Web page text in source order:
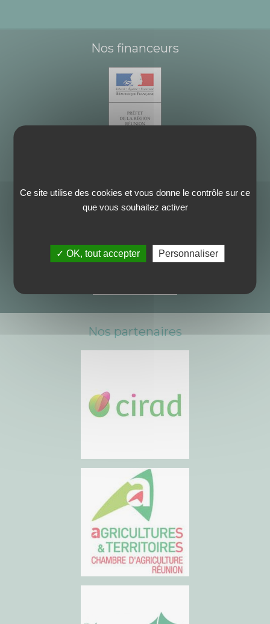
Nos financeurs
Nos partenaires
Ce site utilise des cookies et vous donne le contrôle sur ce
que vous souhaitez activer
✓ OK, tout accepter Personnaliser